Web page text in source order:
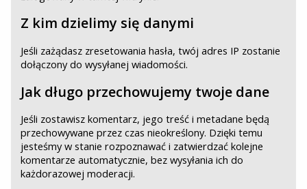
Z kim dzielimy się danymi
Jeśli zażądasz zresetowania hasła, twój adres IP zostanie
dołączony do wysyłanej wiadomości.
Jak długo przechowujemy twoje dane
Jeśli zostawisz komentarz, jego treść i metadane będą
przechowywane przez czas nieokreślony. Dzięki temu
jesteśmy w stanie rozpoznawać i zatwierdzać kolejne
komentarze automatycznie, bez wysyłania ich do
każdorazowej moderacji.